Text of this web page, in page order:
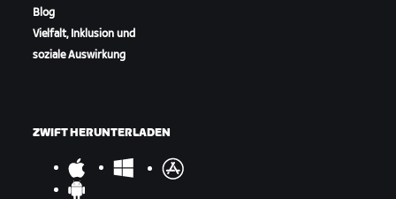
Blog
Vielfalt, Inklusion und
soziale Auswirkung
ZWIFT HERUNTERLADEN